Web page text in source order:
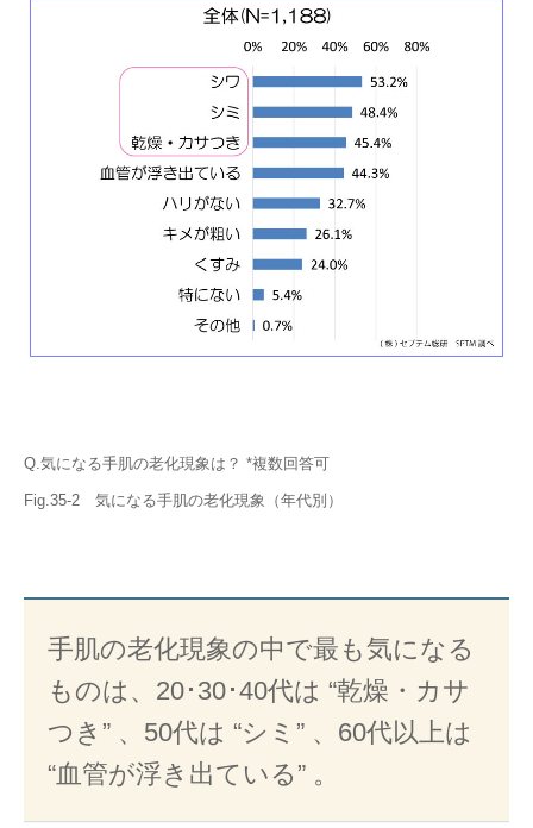
Q.気になる手肌の老化現象は？ *複数回答可
Fig.35-2 気になる手肌の老化現象（年代別）
手肌の老化現象の中で最も気になる
ものは、20･30･40代は “乾燥・カサ
つき” 、50代は “シミ” 、60代以上は
“血管が浮き出ている” 。